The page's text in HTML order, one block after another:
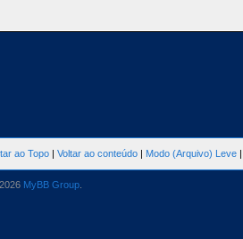
ao Topo | Voltar ao conteúdo | Modo (Arquivo) Leve
MyBB Group